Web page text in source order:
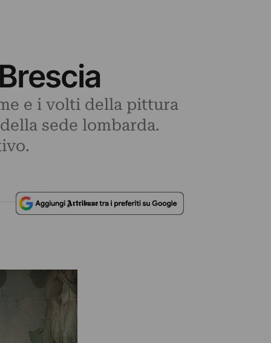
e i volti della pittura
sede lombarda.